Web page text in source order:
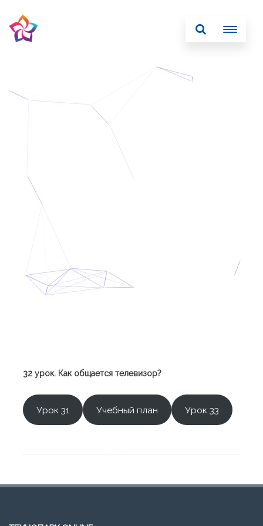
32 урок. Как общается телевизор?
Урок 31 Учебный план Урок 33